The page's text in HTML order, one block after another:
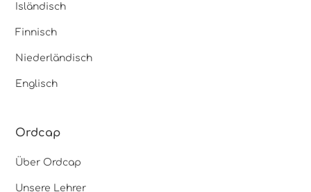
Isländisch
Finnisch
Niederländisch
Englisch
Ordcap
Über Ordcap
Unsere Lehrer